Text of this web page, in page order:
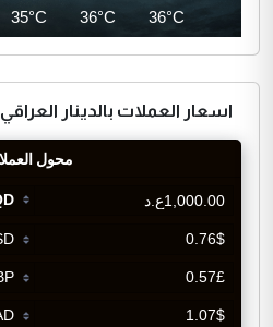
36°C
36°C
35°C
اسعار العملات بالدينار العراقي